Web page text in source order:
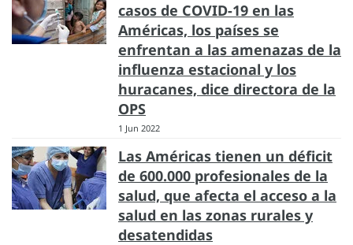
casos de COVID-19 en las
Américas, los países se
enfrentan a las amenazas de la
influenza estacional y los
huracanes, dice directora de la
OPS
1 Jun 2022
Las Américas tienen un déficit
de 600.000 profesionales de la
salud, que afecta el acceso a la
salud en las zonas rurales y
desatendidas